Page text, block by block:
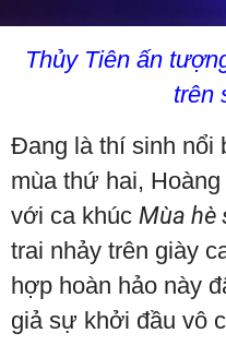
Thủy Tiên ấn
trên
Đang là thí sinh nổi
mùa thứ hai,
với ca khúc Mùa hè
trai nhảy trên giày
hợp hoàn hảo này
giả sự khởi đầu vô